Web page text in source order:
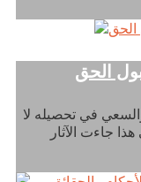
الحق
في تحصيله لا